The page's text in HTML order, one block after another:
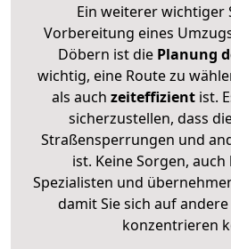
Ein weiterer wichtiger
Vorbereitung eines
Döbern ist diePlanung
wichtig, eine Route zu
als auch zeiteffizientist.
sicherzustellen, dass
Straßensperrungen und
ist. Keine Sorgen,
Spezialisten und
damit Sie sich auf
konzentrieren